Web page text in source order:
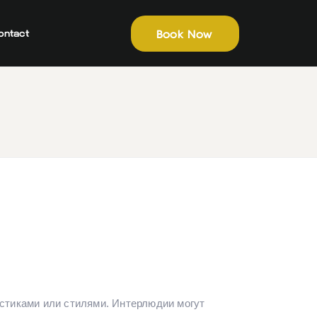
Book Now
или стилями. Интерлюдии могут